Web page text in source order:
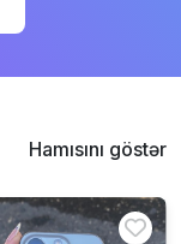
Hamısını göstər